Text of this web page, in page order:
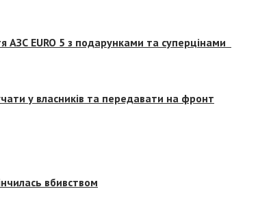
EURO 5 з подарунками та суперцінами
у власників та передавати на фронт
вбивством